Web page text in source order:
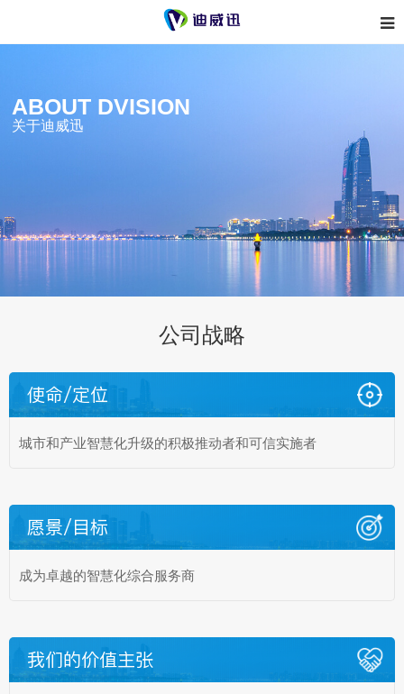
ABOUT DVISION
关于迪威迅
公司战略
使命/定位
城市和产业智慧化升级的积极推动者和可信实施者
愿景/目标
成为卓越的智慧化综合服务商
我们的价值主张